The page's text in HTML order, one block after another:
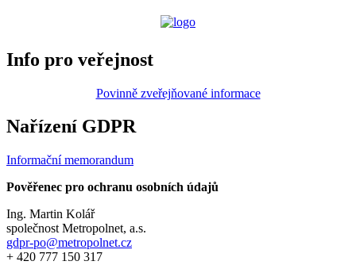
Info pro veřejnost
Povinně zveřejňované informace
Nařízení GDPR
Informační memorandum
Pověřenec pro ochranu osobních údajů
Ing. Martin Kolář
společnost Metropolnet, a.s.
gdpr-po@metropolnet.cz
+ 420 777 150 317